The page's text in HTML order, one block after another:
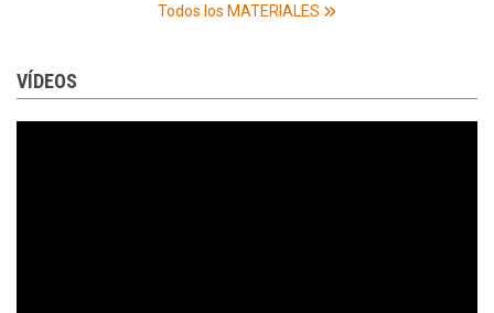
Todos los MATERIALES
VÍDEOS